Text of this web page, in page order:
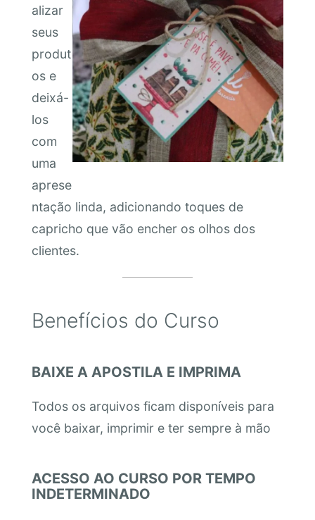
alizar
seus
produt
os e
deixá-
los
com
uma
aprese
ntação linda, adicionando toques de
capricho que vão encher os olhos dos
clientes.
Benefícios do Curso
BAIXE A APOSTILA E IMPRIMA
Todos os arquivos ficam disponíveis para
você baixar, imprimir e ter sempre à mão
ACESSO AO CURSO POR TEMPO
INDETERMINADO